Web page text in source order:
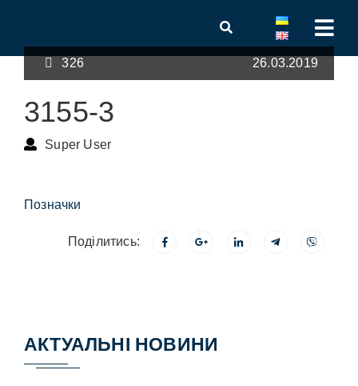
326 26.03.2019
3155-3
Super User
Позначки
Поділитись:
АКТУАЛЬНІ НОВИНИ